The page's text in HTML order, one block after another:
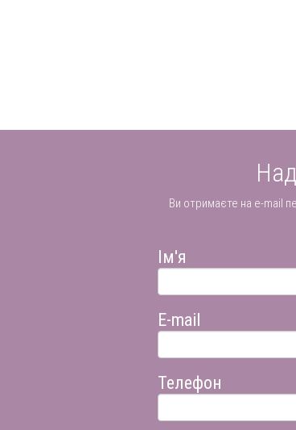
Ви отримаєте на e-mail
Ім'я
E-mail
Телефон